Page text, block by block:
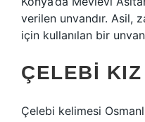
verilen unvandır. Asil,
için kullanılan bir
ÇELEBI
Çelebi kelimesi